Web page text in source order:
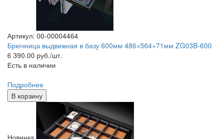
Артикул: 00-00004464
Брючница выдвижная в базу 600мм 486×564×71мм ZG03B-600
6 390.00 руб./шт.
Есть в наличии
Подробнее
В корзину
Новинка